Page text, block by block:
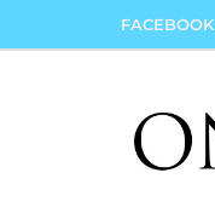
FACEBOOK